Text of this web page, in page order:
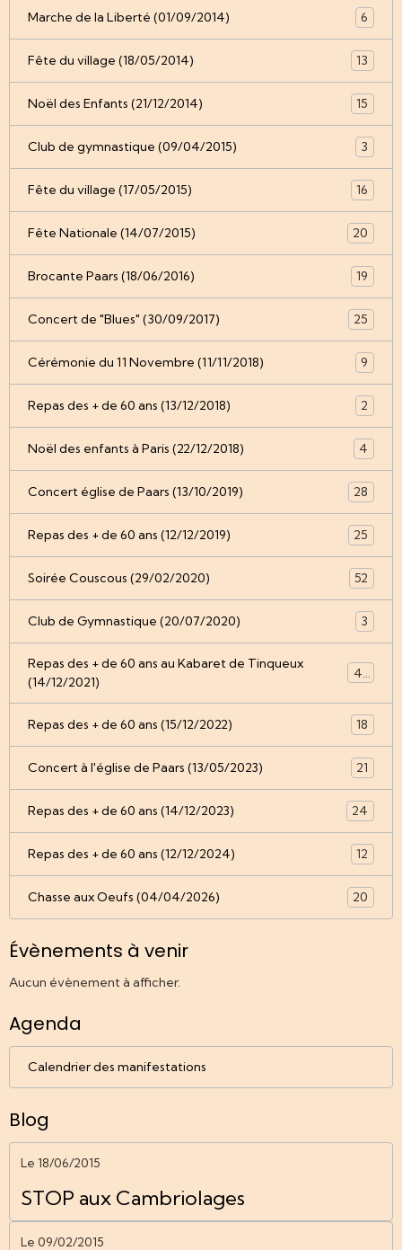
Marche de la Liberté (01/09/2014) 6
Fête du village (18/05/2014) 13
Noël des Enfants (21/12/2014) 15
Club de gymnastique (09/04/2015) 3
Fête du village (17/05/2015) 16
Fête Nationale (14/07/2015) 20
Brocante Paars (18/06/2016) 19
Concert de "Blues" (30/09/2017) 25
Cérémonie du 11 Novembre (11/11/2018) 9
Repas des + de 60 ans (13/12/2018) 2
Noël des enfants à Paris (22/12/2018) 4
Concert église de Paars (13/10/2019) 28
Repas des + de 60 ans (12/12/2019) 25
Soirée Couscous (29/02/2020) 52
Club de Gymnastique (20/07/2020) 3
Repas des + de 60 ans au Kabaret de Tinqueux
(14/12/2021)
Repas des + de 60 ans (15/12/2022) 18
Concert à l'église de Paars (13/05/2023) 21
Repas des + de 60 ans (14/12/2023) 24
Repas des + de 60 ans (12/12/2024) 12
Chasse aux Oeufs (04/04/2026) 20
Évènements à venir
Aucun évènement à afficher.
Agenda
Calendrier des manifestations
Blog
Le 18/06/2015
STOP aux Cambriolages
Le 09/02/2015